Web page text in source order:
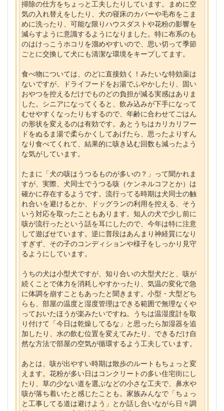
掃除の仕方をちょっと工夫したりしています。まめに空
気の入れ替えをしたり、犬の寝床のカバーや毛布をこま
めに洗ったり、可能な限りハウスダストや花粉の影響を
減らすように意識するようになりました。特に布系のも
のはけっこうホコリを溜めやすいので、思い切って季節
ごとに交換して犬にも清潔な環境をキープしてます。
食べ物については、のどに直接効く！みたいな特効薬は
ないですが、ドライフードをお湯でふやかしたり、固い
おやつを控えるだけでものどの負担が減る実感はありま
した。シニアになってくると、飲み込みが下手になって
むせやすくなったりもするので、年齢に合わせてごはん
の形状を変えるのは有効です。あとうちはカリカリフー
ドをぬるま湯で柔らかくしてあげたら、思ったよりすん
なり食べてくれて、結果的に咳き込む回数も減ったよう
な気がしています。
たまに「犬の咳はうつるものが多いの？」って聞かれま
すが、実際、犬同士でうつる咳（ケンネルコフとか）は
確かに存在するようです。流行ってる時期は犬同士の触
れ合いを避けるとか、ドッグランの利用を控える、そう
いう対応を取ったこともあります。知人の犬で少し前に
咳が流行ったという話を耳にしたので、今年は特に注意
して遊ばせています。逆に普段はあんまり神経質になり
すぎず、その子のコンディションや様子をしっかり見守
るようにしています。
うちの犬は小型犬ですが、知り合いの大型犬だと、咳が
続くことで体力を消耗しやすかったり、気温の変化で急
に体調を崩すこともあったと聞きます。小型・大型どち
らも、部屋の温度と湿度管理はできる範囲で無理なくや
っておいたほうが楽みたいですね。うちは温湿度計を取
り付けて「今日は乾燥してるな」と思ったら加湿器を追
加したり、水の飲む位置を変えてみたり、できるだけ自
然な方法で部屋の空気が循環するよう工夫しています。
あとは、咳が出やすい時期は散歩のルートもちょっと変
えます。花粉が多い日はコンクリートの多い住宅街にし
たり、草の少ない道を選ぶなどの小さな工夫で、鼻水や
咳が落ち着いたと感じたことも。家族みんなで「ちょっ
と工事してる道は避けよう」とか話し合いながら日々調